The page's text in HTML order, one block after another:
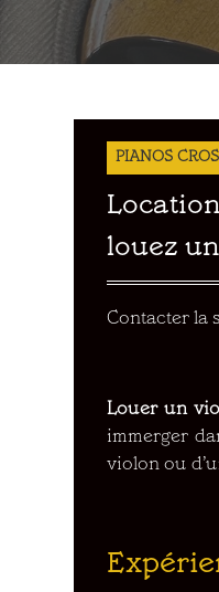
PIANOS
louez
Contacter la
Louer un
immerger
violon ou